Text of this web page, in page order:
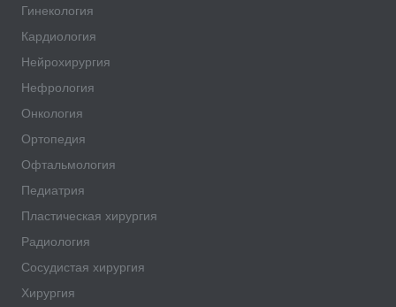
Гинекология
Кардиология
Нейрохирургия
Нефрология
Онкология
Ортопедия
Офтальмология
Педиатрия
Пластическая хирургия
Радиология
Сосудистая хирургия
Хирургия